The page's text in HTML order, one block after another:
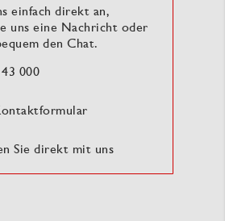
einfach direkt an,
uns eine Nachricht oder
den Chat.
000
Sie direkt mit uns